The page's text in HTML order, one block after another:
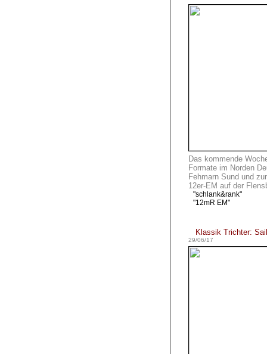
Das kommende
Formate im Norden
Fehmarn Sund und
12er-EM auf der
"schlank&rank"
"12mR EM"
Klassik Trichter:
29/06/17